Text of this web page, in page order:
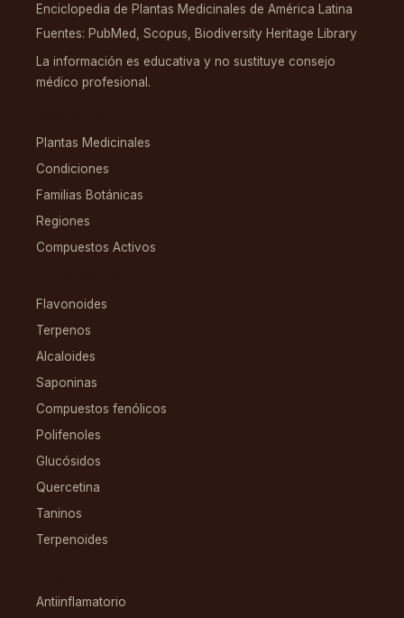
Enciclopedia de Plantas Medicinales de América Latina
Fuentes: PubMed, Scopus, Biodiversity Heritage Library
La información es educativa y no sustituye consejo
médico profesional.
Plantas Medicinales
Condiciones
Familias Botánicas
Regiones
Compuestos Activos
Flavonoides
Terpenos
Alcaloides
Saponinas
Compuestos fenólicos
Polifenoles
Glucósidos
Quercetina
Taninos
Terpenoides
Antiinflamatorio